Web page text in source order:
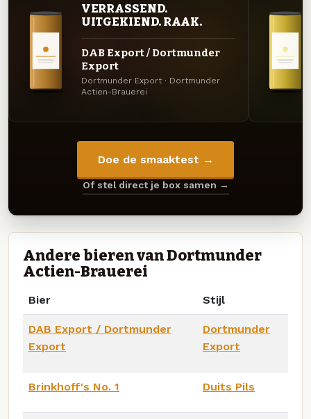
VERRASSEND.
UITGEKIEND. RAAK.
DAB Export / Dortmunder
Export
Dortmunder Export · Dortmunder
Actien-Brauerei
Doe de smaaktest →
Of stel direct je box samen →
Andere bieren van Dortmunder
Actien-Brauerei
Bier Stijl
DAB Export / Dortmunder
Export
Dortmunder
Export
Brinkhoff's No. 1 Duits Pils